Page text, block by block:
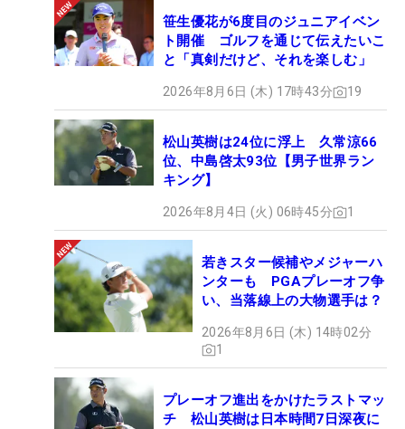
笹生優花が6度目のジュニアイベン
ト開催 ゴルフを通じて伝えたいこ
と「真剣だけど、それを楽しむ」
2026年8月6日 (木) 17時43分 19
松山英樹は24位に浮上 久常涼66
位、中島啓太93位【男子世界ラン
キング】
2026年8月4日 (火) 06時45分 1
若きスター候補やメジャーハ
ンターも PGAプレーオフ争
い、当落線上の大物選手は？
2026年8月6日 (木) 14時02分
1
プレーオフ進出をかけたラストマッ
チ 松山英樹は日本時間7日深夜に